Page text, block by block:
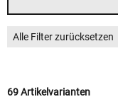
Alle Filter zurücksetzen
69 Artikelvarianten